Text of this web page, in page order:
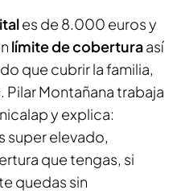
es de 8.000 euros y
límite de coberturaasí
que cubrir la familia,
Pilar Montañana trabaja
y explica:
super elevado,
que tengas, si
quedas sin